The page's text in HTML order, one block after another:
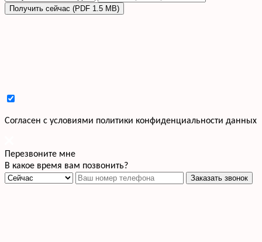
Получить сейчас (PDF 1.5 MB)
Cогласен с условиями политики конфиденциальности данных
Перезвоните мне
В какое время вам позвонить?
Заказать звонок